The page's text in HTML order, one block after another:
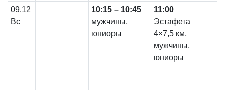
09.12
Вс
10:15 – 10:45
мужчины,
юниоры
11:00
Эстафета
4×7,5 км,
мужчины,
юниоры